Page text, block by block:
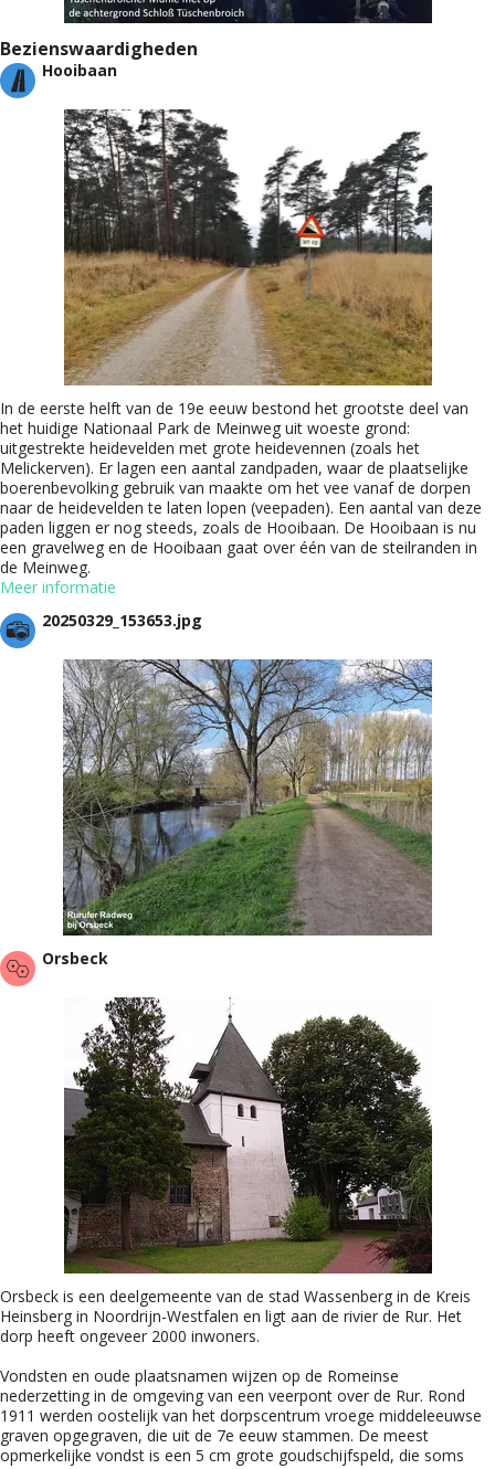
Bezienswaardigheden
Hooibaan
In de eerste helft van de 19e eeuw bestond het grootste deel van
het huidige Nationaal Park de Meinweg uit woeste grond:
uitgestrekte heidevelden met grote heidevennen (zoals het
Melickerven). Er lagen een aantal zandpaden, waar de plaatselijke
boerenbevolking gebruik van maakte om het vee vanaf de dorpen
naar de heidevelden te laten lopen (veepaden). Een aantal van deze
paden liggen er nog steeds, zoals de Hooibaan. De Hooibaan is nu
een gravelweg en de Hooibaan gaat over één van de steilranden in
de Meinweg.
Meer informatie
20250329_153653.jpg
Orsbeck
Orsbeck is een deelgemeente van de stad Wassenberg in de Kreis
Heinsberg in Noordrijn-Westfalen en ligt aan de rivier de Rur. Het
dorp heeft ongeveer 2000 inwoners.
Vondsten en oude plaatsnamen wijzen op de Romeinse
nederzetting in de omgeving van een veerpont over de Rur. Rond
1911 werden oostelijk van het dorpscentrum vroege middeleeuwse
graven opgegraven, die uit de 7e eeuw stammen. De meest
opmerkelijke vondst is een 5 cm grote goudschijfspeld, die soms